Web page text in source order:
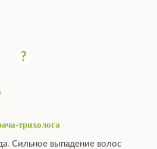
трихолога
Сильное выпадение волос